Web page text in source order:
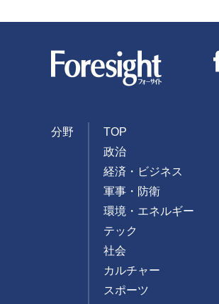
分野
TOP
政治
経済・ビジネス
軍事・防衛
環境・エネルギー
テック
社会
カルチャー
スポーツ